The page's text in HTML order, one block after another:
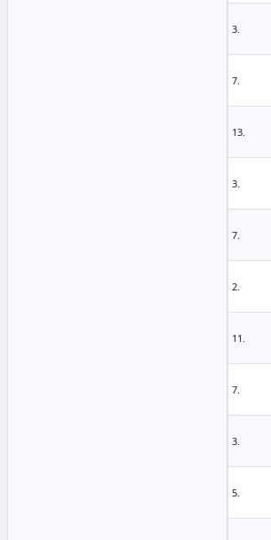
3.
7.
13.
3.
7.
2.
11.
7.
3.
5.